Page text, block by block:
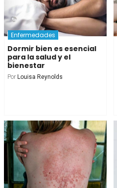
Enfermedades
Dormir bien es esencial
para la salud y el
bienestar
Por Louisa Reynolds